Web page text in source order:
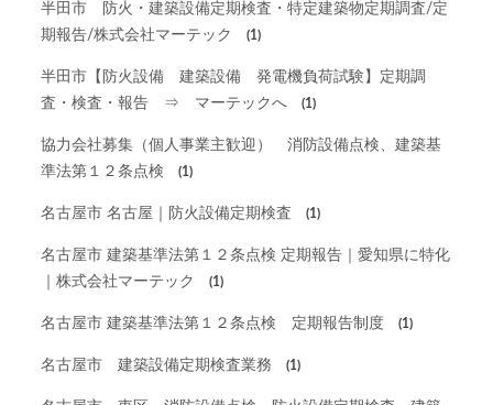
半田市 防火・建築設備定期検査・特定建築物定期調査/定
期報告/株式会社マーテック
(1)
半田市【防火設備 建築設備 発電機負荷試験】定期調
査・検査・報告 ⇒ マーテックへ
(1)
協力会社募集（個人事業主歓迎） 消防設備点検、建築基
準法第１２条点検
(1)
名古屋市 名古屋｜防火設備定期検査 (1)
名古屋市 建築基準法第１２条点検 定期報告｜愛知県に特化
｜株式会社マーテック
(1)
名古屋市 建築基準法第１２条点検 定期報告制度 (1)
名古屋市 建築設備定期検査業務 (1)